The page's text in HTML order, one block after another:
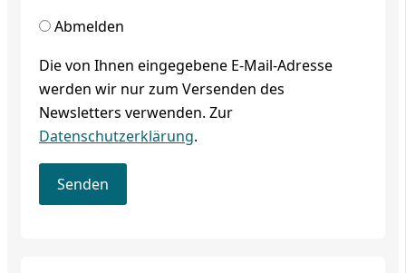
Abmelden
Die von Ihnen eingegebene E-Mail-Adresse
werden wir nur zum Versenden des
Newsletters verwenden. Zur
Datenschutzerklärung.